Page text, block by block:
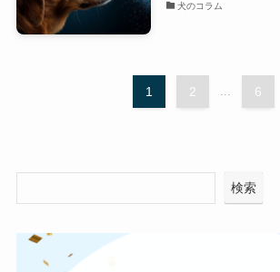
犬のコラム
1 2 ... 6
検索